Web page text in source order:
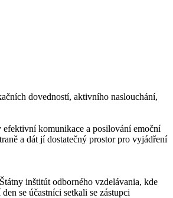
dovedností, aktivního naslouchání,
komunikace a posilování emoční
a dát jí dostatečný prostor pro vyjádření
inštitút odborného vzdelávania, kde
se účastníci setkali se zástupci